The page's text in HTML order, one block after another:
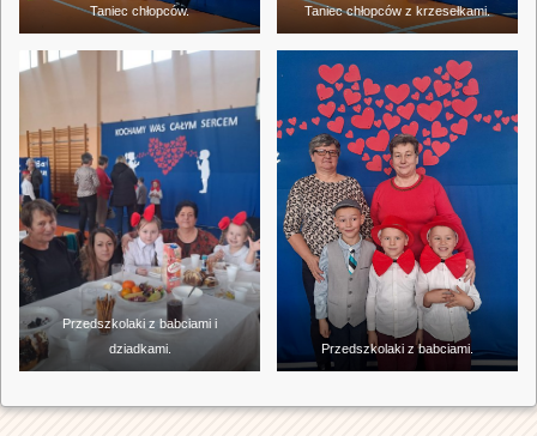
Taniec chłopców. Taniec chłopców z krzesełkami.
Przedszkolaki z babciami i
dziadkami.
Przedszkolaki z babciami.